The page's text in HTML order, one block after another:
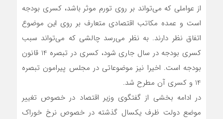
از عواملی که می‌تواند بر روی تورم موثر باشد، کسری بودجه
است و عمده مکاتب اقتصادی متعارف بر روی این موضوع
اتفاق نظر دارند. به نظر می‌رسد چالشی که می‌تواند سبب
کسری بودجه در سال جاری شود، کسری در تبصره 14 قانون
بودجه است. اخیرا نیز موضوعاتی در مجلس پیرامون تبصره
14 و کسری آن مطرح شد.
در ادامه بخشی از گفتگوی وزیر اقتصاد در خصوص تغییر
موضع دولت ظرف یکسال گذشته در خصوص نرخ خوراک